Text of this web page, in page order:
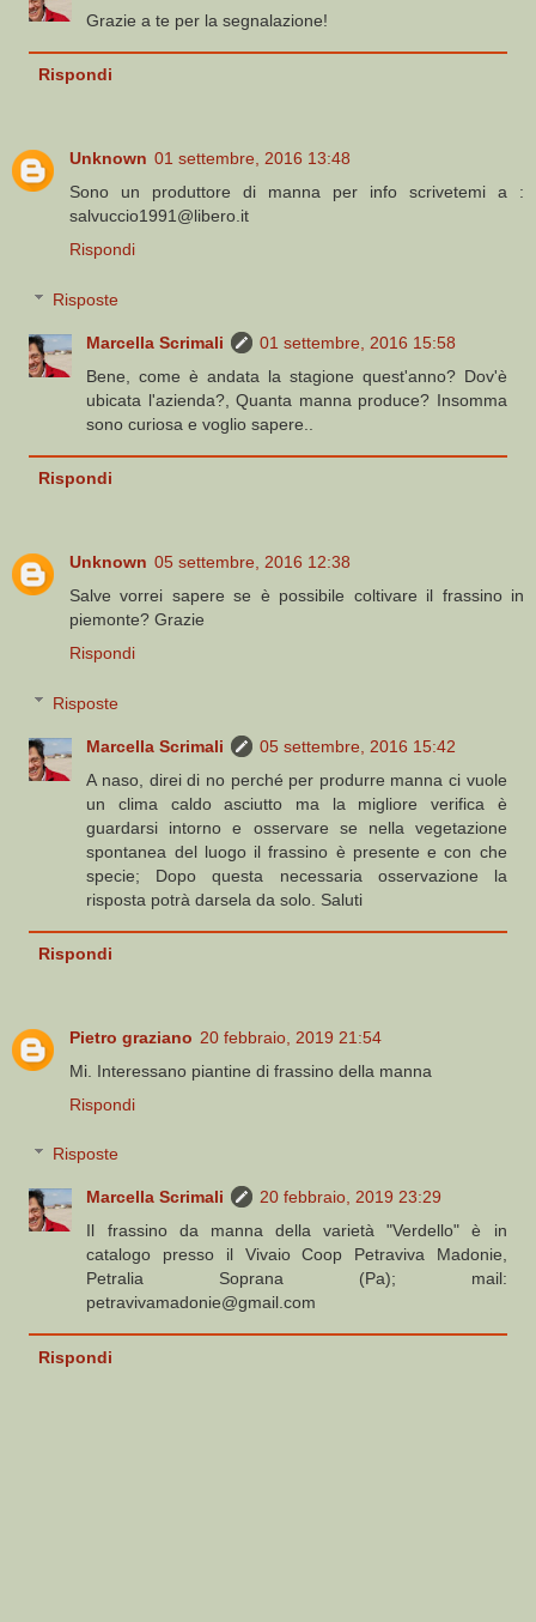
Grazie a te per la segnalazione!
Rispondi
Unknown 01 settembre, 2016 13:48
Sono un produttore di manna per info scrivetemi a :
salvuccio1991@libero.it
Rispondi
Risposte
Marcella Scrimali
01 settembre, 2016 15:58
Bene, come è andata la stagione quest'anno? Dov'è
ubicata l'azienda?, Quanta manna produce? Insomma
sono curiosa e voglio sapere..
Rispondi
Unknown 05 settembre, 2016 12:38
Salve vorrei sapere se è possibile coltivare il frassino in
piemonte? Grazie
Rispondi
Risposte
Marcella Scrimali
05 settembre, 2016 15:42
A naso, direi di no perché per produrre manna ci vuole
un clima caldo asciutto ma la migliore verifica è
guardarsi intorno e osservare se nella vegetazione
spontanea del luogo il frassino è presente e con che
specie; Dopo questa necessaria osservazione la
risposta potrà darsela da solo. Saluti
Rispondi
Pietro graziano 20 febbraio, 2019 21:54
Mi. Interessano piantine di frassino della manna
Rispondi
Risposte
Marcella Scrimali
20 febbraio, 2019 23:29
Il frassino da manna della varietà "Verdello" è in
catalogo presso il Vivaio Coop Petraviva Madonie,
Petralia Soprana (Pa); mail:
petravivamadonie@gmail.com
Rispondi